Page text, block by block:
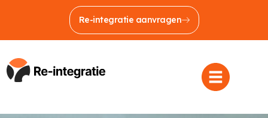
Re-integratie aanvragen